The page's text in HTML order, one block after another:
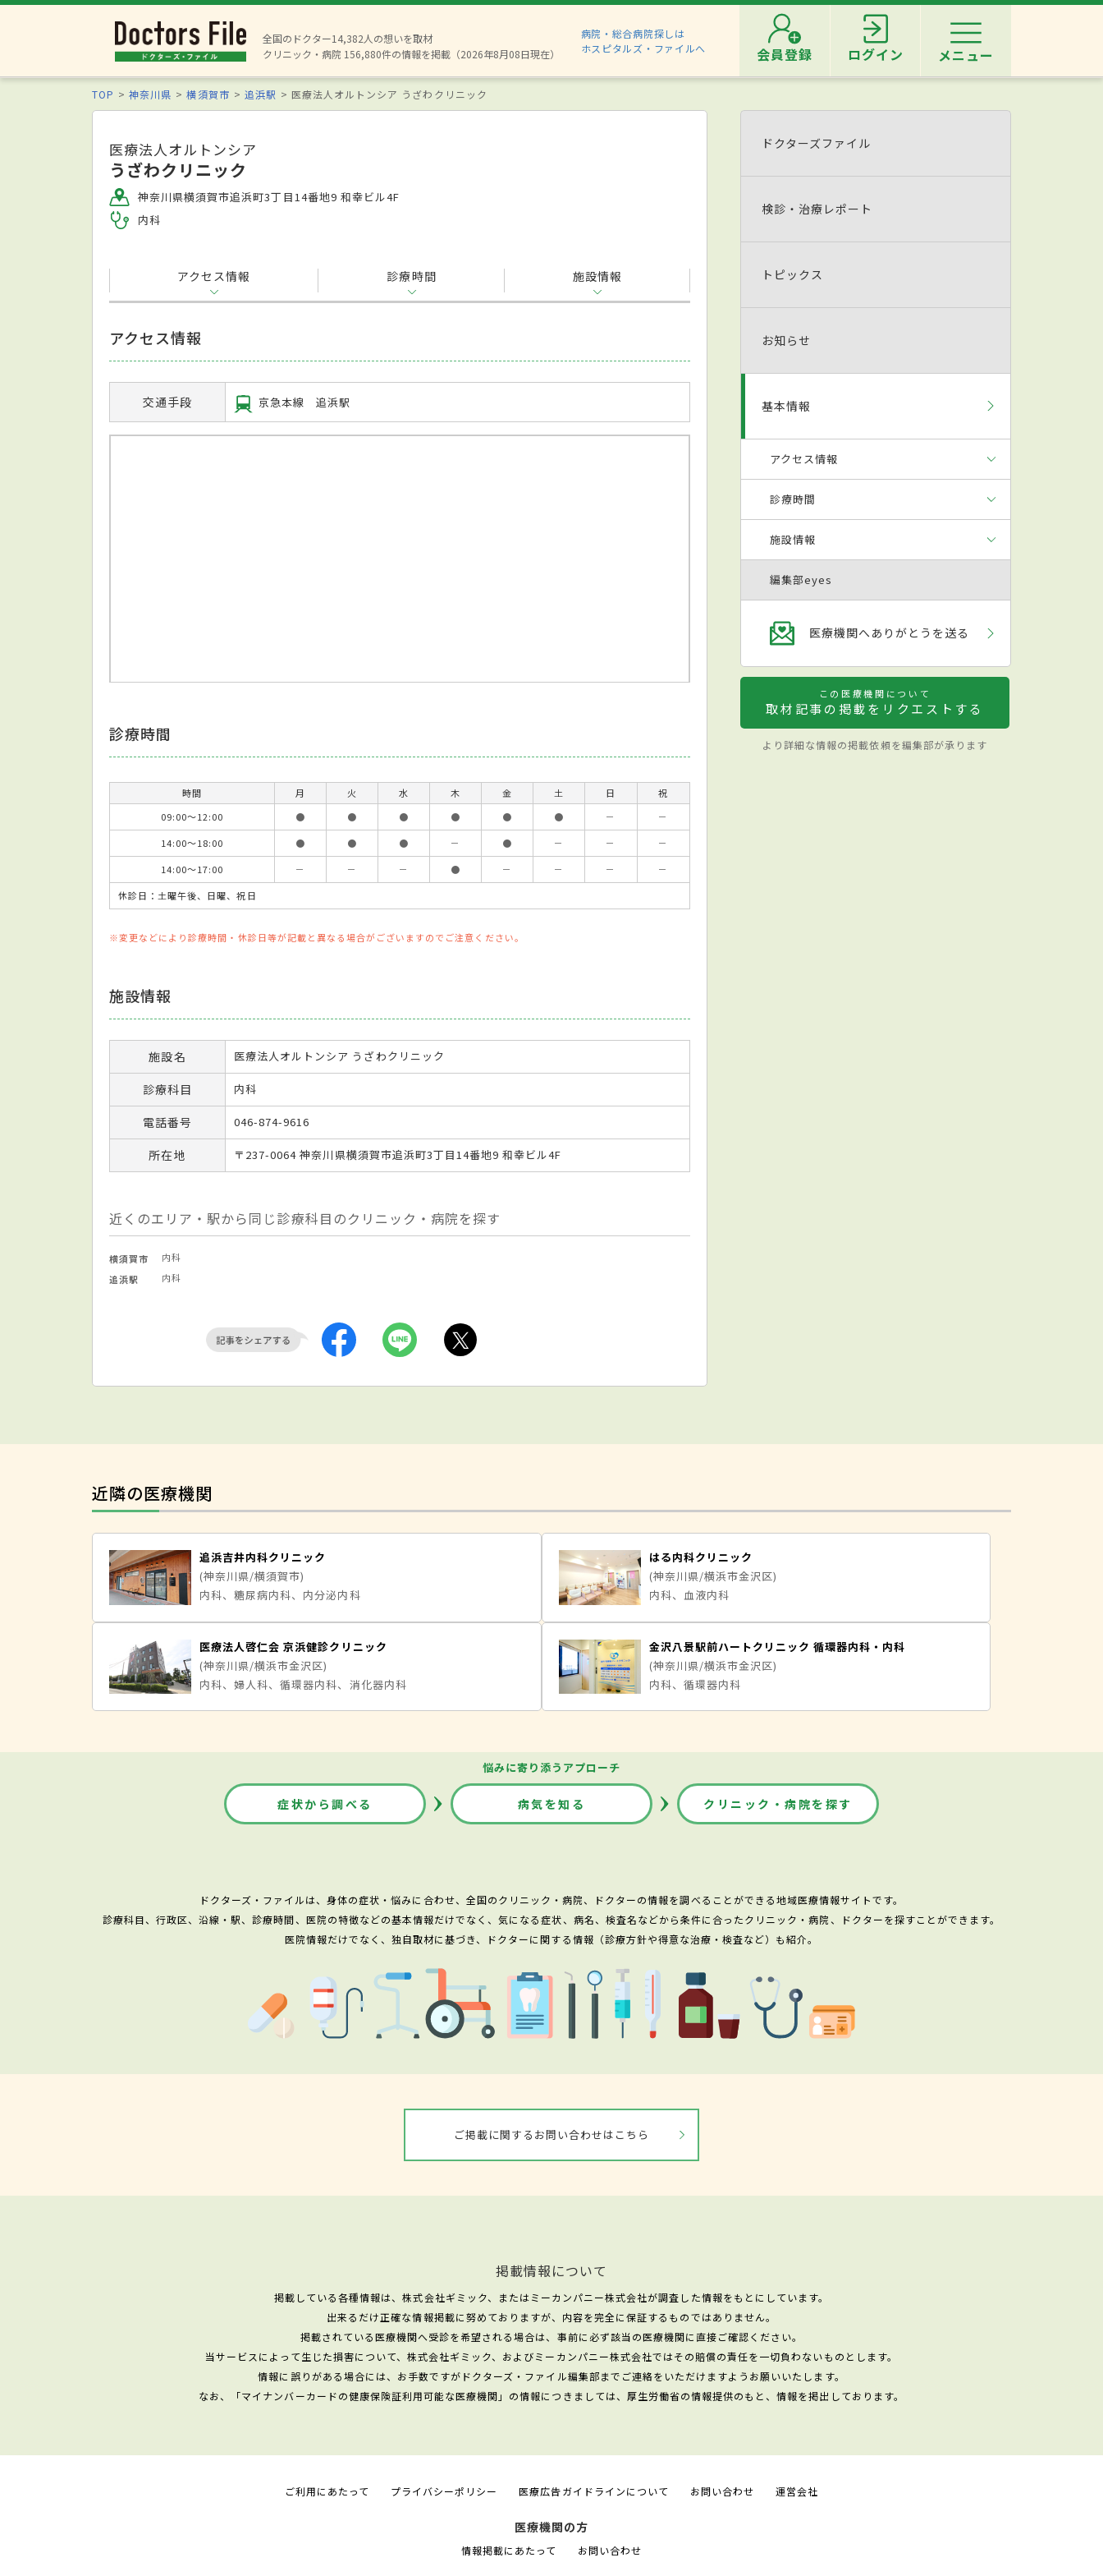
全国のドクター14,382人の想いを取材
クリニック・病院 156,880件の情報を掲載（2026年8月08日現在）
病院・総合病院探しは
ホスピタルズ・ファイルへ
会員登録 ログイン メニュー
TOP 神奈川県 横須賀市 追浜駅 医療法人オルトンシア うざわクリニック
医療法人オルトンシア
うざわクリニック
神奈川県横須賀市追浜町3丁目14番地9 和幸ビル4F
内科
アクセス情報 診療時間 施設情報
アクセス情報
交通手段 京急本線 追浜駅
診療時間
時間 月 火 水 木 金 土 日
祝
09:00～12:00
● ● ● ● ● ● －
－
14:00～18:00
● ● ● － ● － －
－
14:00～17:00
－ － － ● － － －
－
休診日：土曜午後、日曜、祝日
※変更などにより診療時間・休診日等が記載と異なる場合がございますのでご注意ください。
施設情報
施設名 医療法人オルトンシア うざわクリニック
診療科目 内科
電話番号 046-874-9616
所在地 〒237-0064 神奈川県横須賀市追浜町3丁目14番地9 和幸ビル4F
近くのエリア・駅から同じ診療科目のクリニック・病院を探す
横須賀市
内科
追浜駅
内科
ドクターズファイル
検診・治療レポート
トピックス
お知らせ
基本情報
アクセス情報
診療時間
施設情報
編集部eyes
医療機関へありがとうを送る
この医療機関について
取材記事の掲載をリクエストする
より詳細な情報の掲載依頼を編集部が承ります
近隣の医療機関
追浜吉井内科クリニック
(神奈川県/横須賀市)
内科、糖尿病内科、内分泌内科
はる内科クリニック
(神奈川県/横浜市金沢区)
内科、血液内科
医療法人啓仁会 京浜健診クリニック
(神奈川県/横浜市金沢区)
内科、婦人科、循環器内科、消化器内科
金沢八景駅前ハートクリニック 循環器内科・内科
(神奈川県/横浜市金沢区)
内科、循環器内科
悩みに寄り添うアプローチ
症状から調べる 病気を知る クリニック・病院を探す
ドクターズ・ファイルは、身体の症状・悩みに合わせ、全国のクリニック・病院、ドクターの情報を調べることができる地域医療情報サイトです。
診療科目、行政区、沿線・駅、診療時間、医院の特徴などの基本情報だけでなく、気になる症状、病名、検査名などから条件に合ったクリニック・病院、ドクターを探すことができます。
医院情報だけでなく、独自取材に基づき、ドクターに関する情報（診療方針や得意な治療・検査など）も紹介。
ご掲載に関するお問い合わせはこちら
掲載情報について
掲載している各種情報は、株式会社ギミック、またはミーカンパニー株式会社が調査した情報をもとにしています。
出来るだけ正確な情報掲載に努めておりますが、内容を完全に保証するものではありません。
掲載されている医療機関へ受診を希望される場合は、事前に必ず該当の医療機関に直接ご確認ください。
当サービスによって生じた損害について、株式会社ギミック、およびミーカンパニー株式会社ではその賠償の責任を一切負わないものとします。
情報に誤りがある場合には、お手数ですがドクターズ・ファイル編集部までご連絡をいただけますようお願いいたします。
なお、「マイナンバーカードの健康保険証利用可能な医療機関」の情報につきましては、厚生労働省の情報提供のもと、情報を掲出しております。
ご利用にあたって プライバシーポリシー 医療広告ガイドラインについて お問い合わせ 運営会社
医療機関の方
情報掲載にあたって お問い合わせ